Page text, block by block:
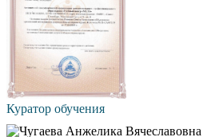
Куратор обучения